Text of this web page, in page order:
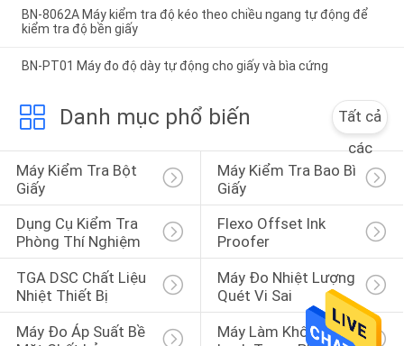
BN-8062A Máy kiểm tra độ kéo theo chiều ngang tự động để
kiểm tra độ bền giấy
BN-PT01 Máy đo độ dày tự động cho giấy và bìa cứng
Danh mục phổ biến
Tất cả
các
Máy Kiểm Tra Bột
Giấy
Máy Kiểm Tra Bao Bì
Giấy
Dụng Cụ Kiểm Tra
Phòng Thí Nghiệm
Flexo Offset Ink
Proofer
TGA DSC Chất Liệu
Nhiệt Thiết Bị
Máy Đo Nhiệt Lượng
Quét Vi Sai
Máy Đo Áp Suất Bề
Máy Làm Khô Đông